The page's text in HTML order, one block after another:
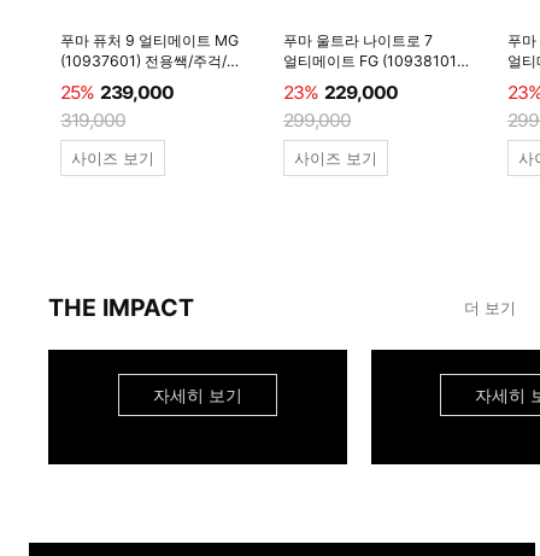
푸마 퓨처 9 얼티메이트 MG
(10937601) 전용쌕/주걱/
양말 #
25% 239,000
319,000
사이즈 보기
푸마 울트라 나이트로 7
얼티메이트 FG (10938101)
전용쌕/주걱/양말 #
23% 229,000
299,000
사이즈 보기
푸
얼
전
사
THE IMPACT 더 보기
자세히 보기 자세히